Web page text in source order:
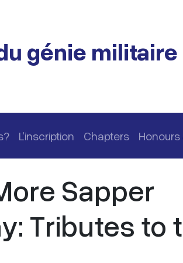
génie
L'inscription Chapters
Sapper
Tributes to